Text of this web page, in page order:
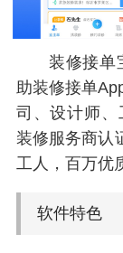
装修接单
助装修接单
司、设计师、
装修服务商认
工人，百万优
软件特色